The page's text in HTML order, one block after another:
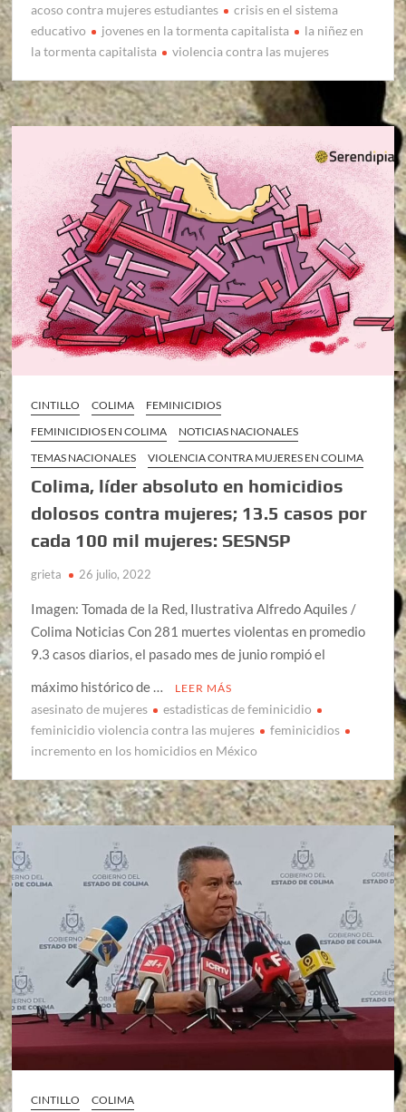
acoso contra mujeres estudiantes
crisis en el sistema
educativo
jovenes en la tormenta capitalista
la niñez en
la tormenta capitalista
violencia contra las mujeres
CINTILLO COLIMA
FEMINICIDIOS
FEMINICIDIOS EN COLIMA
NOTICIAS NACIONALES
TEMAS NACIONALES
VIOLENCIA CONTRA MUJERES EN COLIMA
Colima, líder absoluto en homicidios
dolosos contra mujeres; 13.5 casos por
cada 100 mil mujeres: SESNSP
grieta 26 julio, 2022
Imagen: Tomada de la Red, Ilustrativa Alfredo Aquiles /
Colima Noticias Con 281 muertes violentas en promedio
9.3 casos diarios, el pasado mes de junio rompió el
máximo histórico de …
LEER MÁS
asesinato de mujeres
estadisticas de feminicidio
feminicidio violencia contra las mujeres
feminicidios
incremento en los homicidios en México
CINTILLO
COLIMA